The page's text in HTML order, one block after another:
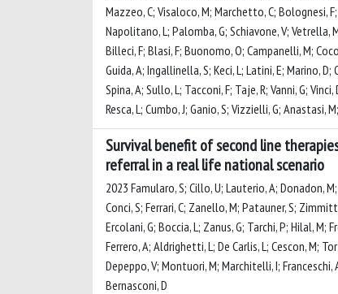
Mazzeo, C; Visaloco, M; Marchetto, C; Bolognesi,
Napolitano, L; Palomba, G; Schiavone, V; Vetrella,
Billeci, F; Blasi, F; Buonomo, O; Campanelli, M;
Guida, A; Ingallinella, S; Keci, L; Latini, E; Marino,
Spina, A; Sullo, L; Tacconi, F; Taje, R; Vanni, G;
Resca, L; Cumbo, J; Ganio, S; Vizzielli, G; Anastasi,
Survival benefit of second line
referral in a real life national scenario
2023 Famularo, S; Cillo, U; Lauterio, A; Donadon,
Conci, S; Ferrari, C; Zanello, M; Patauner, S;
Ercolani, G; Boccia, L; Zanus, G; Tarchi, P; Hilal, M;
Ferrero, A; Aldrighetti, L; De Carlis, L; Cescon, M;
Depeppo, V; Montuori, M; Marchitelli, I;
Bernasconi, D